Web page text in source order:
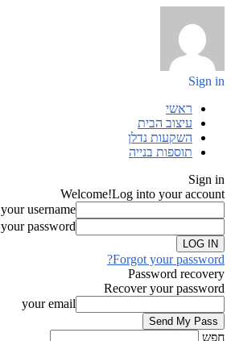
Sign in
ראשי
עיצוב הבית
השקעות נדלן
תוספות בנייה
Sign in
Welcome!Log into your account
your username
your password
Forgot your password?
Password recovery
Recover your password
your email
חפש